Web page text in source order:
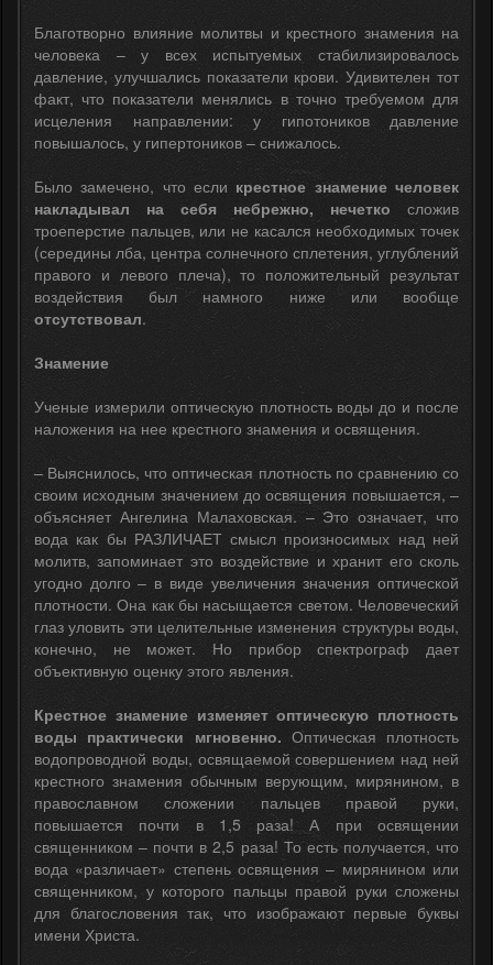
Благотворно влияние молитвы и крестного знамения на
человека – у всех испытуемых стабилизировалось
давление, улучшались показатели крови. Удивителен тот
факт, что показатели менялись в точно требуемом для
исцеления направлении: у гипотоников давление
повышалось, у гипертоников – снижалось.
Было замечено, что если крестное знамение человек
накладывал на себя небрежно, нечетко сложив
троеперстие пальцев, или не касался необходимых точек
(середины лба, центра солнечного сплетения, углублений
правого и левого плеча), то положительный результат
воздействия был намного ниже или вообще
отсутствовал.
Знамение
Ученые измерили оптическую плотность воды до и после
наложения на нее крестного знамения и освящения.
– Выяснилось, что оптическая плотность по сравнению со
своим исходным значением до освящения повышается, –
объясняет Ангелина Малаховская. – Это означает, что
вода как бы РАЗЛИЧАЕТ смысл произносимых над ней
молитв, запоминает это воздействие и хранит его сколь
угодно долго – в виде увеличения значения оптической
плотности. Она как бы насыщается светом. Человеческий
глаз уловить эти целительные изменения структуры воды,
конечно, не может. Но прибор спектрограф дает
объективную оценку этого явления.
Крестное знамение изменяет оптическую плотность
воды практически мгновенно. Оптическая плотность
водопроводной воды, освящаемой совершением над ней
крестного знамения обычным верующим, мирянином, в
православном сложении пальцев правой руки,
повышается почти в 1,5 раза! А при освящении
священником – почти в 2,5 раза! То есть получается, что
вода «различает» степень освящения – мирянином или
священником, у которого пальцы правой руки сложены
для благословения так, что изображают первые буквы
имени Христа.